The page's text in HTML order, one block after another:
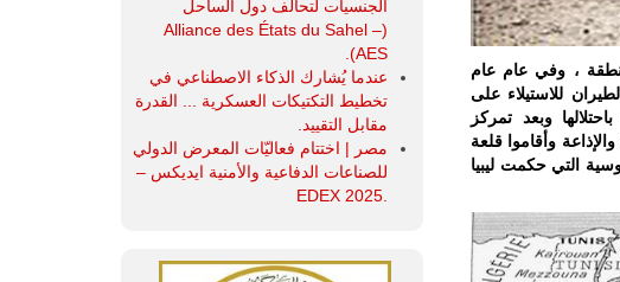
، وفي عام عام
للاستيلاء على
وبعد تمركز
وأقاموا قلعة
التي حكمت ليبيا
الجنسيات لتحالف دول الساحل
(Alliance des États du Sahel –
AES).
عندما يُشارك الذكاء الاصطناعي في
تخطيط التكتيكات العسكرية ... القدرة
مقابل التقييد.
مصر | اختتام فعاليّات المعرض الدولي
للصناعات الدفاعية والأمنية ايديكس ‒